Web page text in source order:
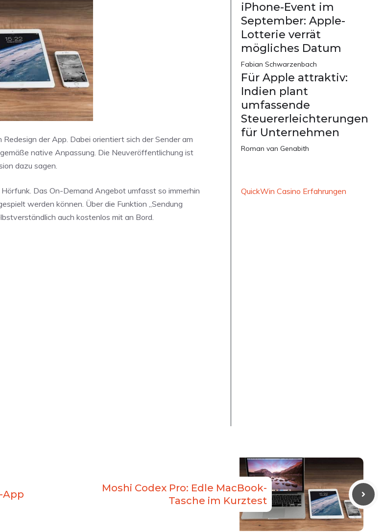
der App. Dabei orientiert sich der Sender am
native Anpassung. Die Neuveröffentlichung ist
dazu sagen.
Das On-Demand Angebot umfasst so immerhin
werden können. Über die Funktion „Sendung
auch kostenlos mit an Bord.
iPhone-Event im
September: Apple-
Lotterie verrät
mögliches Datum
Fabian Schwarzenbach
Für Apple attraktiv:
Indien plant
umfassende
Steuererleichterungen
für Unternehmen
Roman van Genabith
QuickWin Casino Erfahrungen
App
Moshi Codex Pro: Edle MacBook-
Tasche im Kurztest